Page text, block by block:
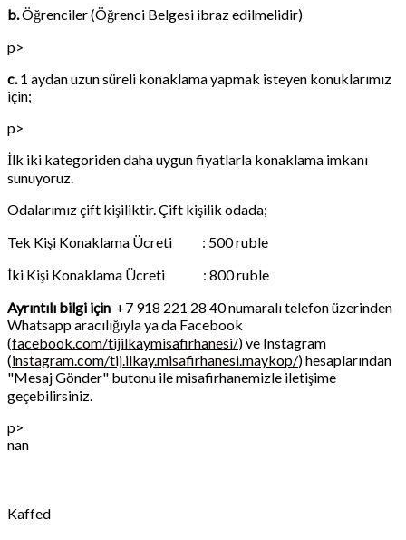
b.Öğrenciler (Öğrenci Belgesi ibraz edilmelidir)
p>
c.1 aydan uzun süreli konaklama yapmak isteyen konuklarımız
için;
p>
İlk iki kategoriden daha uygun fiyatlarla konaklama imkanı
sunuyoruz.
Odalarımız çift kişiliktir. Çift kişilik odada;
Tek Kişi Konaklama Ücreti : 500 ruble
İki Kişi Konaklama Ücreti : 800 ruble
Ayrıntılı bilgi için +7 918 221 28 40 numaralı telefon üzerinden
Whatsapp aracılığıyla ya da Facebook
(facebook.com/tijilkaymisafirhanesi/) ve Instagram
(instagram.com/tij.ilkay.misafirhanesi.maykop/) hesaplarından
"Mesaj Gönder" butonu ile misafirhanemizle iletişime
geçebilirsiniz.
p>
nan
Kaffed